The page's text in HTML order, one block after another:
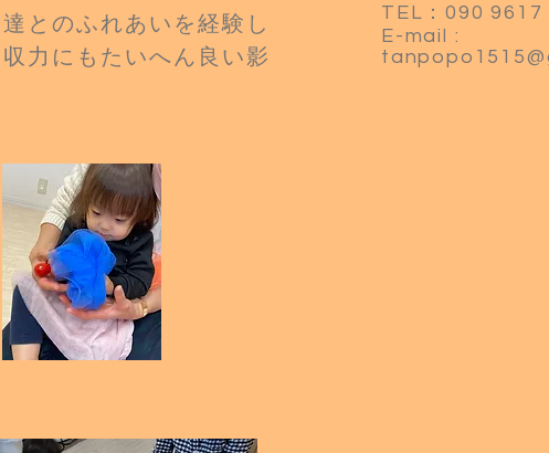
とのふれあいを経験し
力に もたいへん良い影
TEL：090 9617
E-mail :